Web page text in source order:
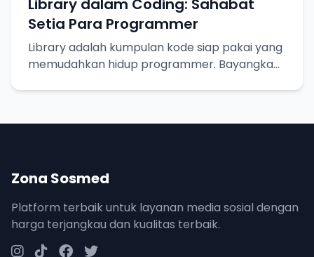
Setia Para Programmer
Library adalah kumpulan kode siap pakai yang
memudahkan hidup programmer. Bayangkan
Zona Sosmed
Platform terbaik untuk layanan media sosial dengan
harga terjangkau dan kualitas terbaik.